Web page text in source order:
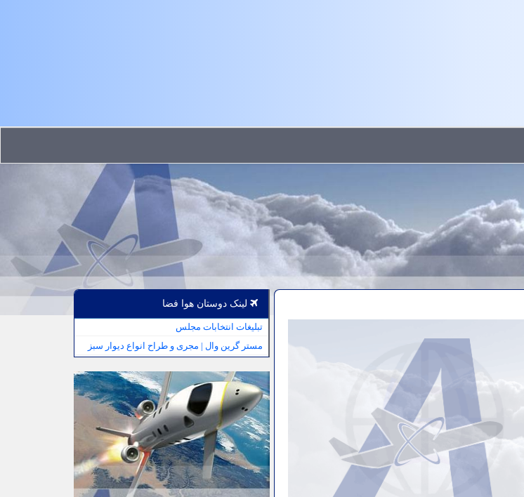
لینک دوستان هوا فضا
تبلیغات انتخابات مجلس
مستر گرین وال | مجری و طراح انواع دیوار سبز